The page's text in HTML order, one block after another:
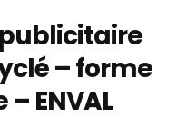
– forme
ENVAL